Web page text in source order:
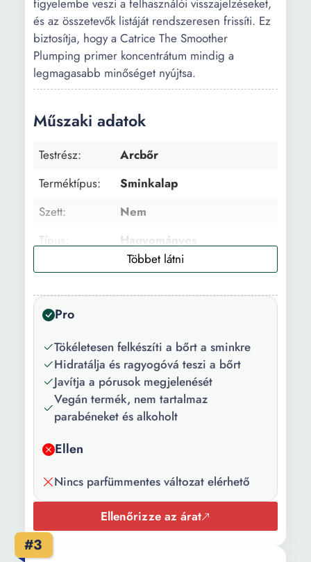
figyelembe veszi a felhasználói visszajelzéseket,
és az összetevők listáját rendszeresen frissíti. Ez
biztosítja, hogy a Catrice The Smoother
Plumping primer koncentrátum mindig a
legmagasabb minőséget nyújtsa.
Műszaki adatok
Testrész:
Arcbőr
Terméktípus:
Sminkalap
Szett:
Nem
Típus:
Hagyományos
Állag:
Folyékony
Fedés:
Magas
Arcbőr típus:
Tökéletlenségekkel
Érzékeny Érett bőr
Normális
Használat:
Nappal Éjszaka
tartalma:
Mennyiség:
15 ml
Matt
Árnyalat neve:
Pro
Tökéletesen felkészíti a bőrt a sminkre
Hidratálja és ragyogóvá teszi a bőrt
Javítja a pórusok megjelenését
Vegán termék, nem tartalmaz
parabéneket és alkoholt
Ellen
Nincs parfümmentes változat elérhető
Ellenőrizze az árat
#3